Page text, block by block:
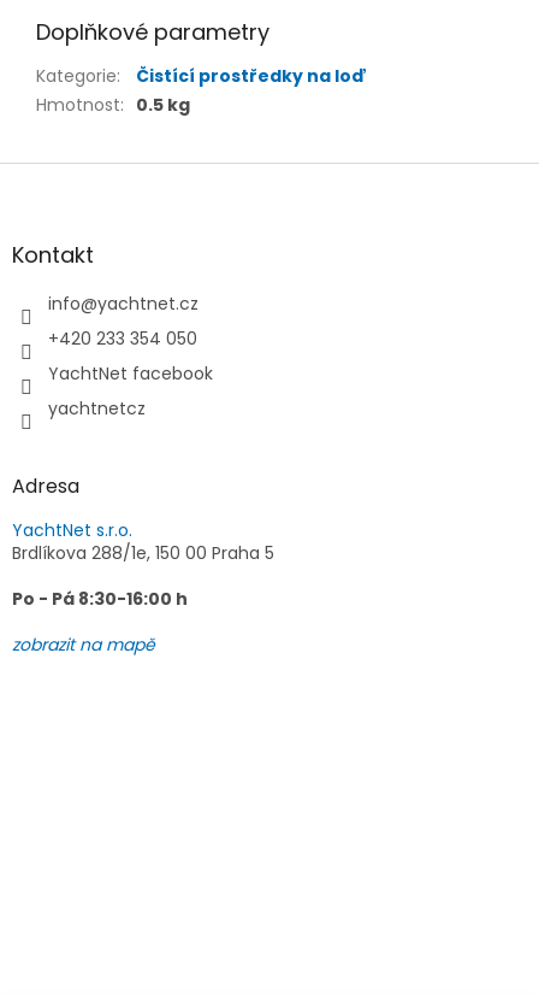
Doplňkové parametry
Kategorie:
Čistící prostředky na loď
Hmotnost: 0.5 kg
Z
aKontakt
info@yachtnet.cz
+420 233 354 050
YachtNet facebook
yachtnetcz
Adresa
YachtNet s.r.o.
Brdlíkova 288/1e, 150 00 Praha 5
Po - Pá 8:30-16:00 h
zobrazit na mapě